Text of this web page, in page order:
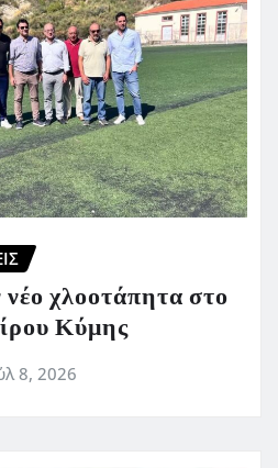
χλοοτάπητα στο
Κύμης
8, 2026